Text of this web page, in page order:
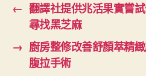
← 翻譯社提供兆活果實嘗
尋找黑芝麻
→ 廚房整修改善舒顏萃精
腹拉手術